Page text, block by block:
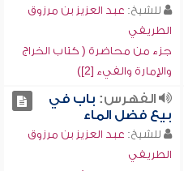
للشيخ: عبد العزيز بن مرزوق
الطريفي
جزء من محاضرة ( كتاب الخراج
والإمارة والفيء [2])
الفهرس: باب في
بيع فضل الماء
للشيخ: عبد العزيز بن مرزوق
الطريفي